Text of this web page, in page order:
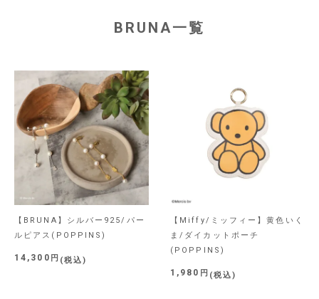
BRUNA一覧
【BRUNA】シルバー925/パー
ルピアス(POPPINS)
14,300 税込
【Miffy/ミッフィー】黄色いく
ま/ダイカットポーチ
(POPPINS)
1,980 税込